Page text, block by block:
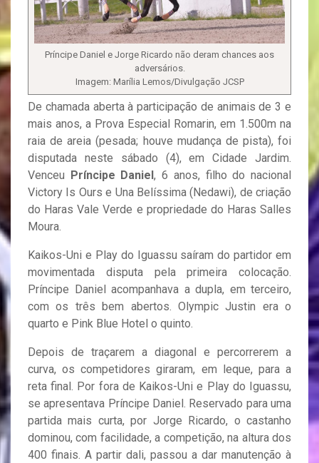
Príncipe Daniel e Jorge Ricardo não deram chances aos
adversários.
Imagem: Marília Lemos/Divulgação JCSP
De chamada aberta à participação de animais de 3 e
mais anos, a Prova Especial Romarin, em 1.500m na
raia de areia (pesada; houve mudança de pista), foi
disputada neste sábado (4), em Cidade Jardim.
Venceu
Príncipe Daniel, 6 anos, filho do nacional
Victory Is Ours e Una Belíssima (Nedawi), de criação
do Haras Vale Verde e propriedade do Haras Salles
Moura.
Kaikos-Uni e Play do Iguassu saíram do partidor em
movimentada disputa pela primeira colocação.
Príncipe Daniel acompanhava a dupla, em terceiro,
com os três bem abertos. Olympic Justin era o
quarto e Pink Blue Hotel o quinto.
Depois de traçarem a diagonal e percorrerem a
curva, os competidores giraram, em leque, para a
reta final. Por fora de Kaikos-Uni e Play do Iguassu,
se apresentava Príncipe Daniel. Reservado para uma
partida mais curta, por Jorge Ricardo, o castanho
dominou, com facilidade, a competição, na altura dos
400 finais. A partir dali, passou a dar manutenção à